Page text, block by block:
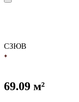
СЗЮВ
69.09 м²